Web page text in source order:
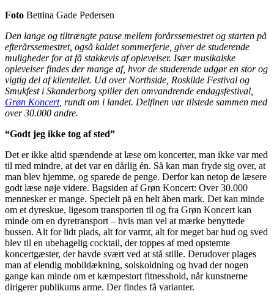
Foto Bettina Gade Pedersen
Den lange og tiltrængte pause mellem forårssemestret og starten på
efterårssemestret, også kaldet sommerferie, giver de studerende
muligheder for at få stakkevis af oplevelser. Især musikalske
oplevelser findes der mange af, hvor de studerende udgør en stor og
vigtig del af klientellet. Ud over Northside, Roskilde Festival og
Smukfest i Skanderborg spiller den omvandrende endagsfestival,
Grøn Koncert, rundt om i landet. Delfinen var tilstede sammen med
over 30.000 andre.
“Godt jeg ikke tog af sted”
Det er ikke altid spændende at læse om koncerter, man ikke var med
til med mindre, at det var en dårlig én. Så kan man fryde sig over, at
man blev hjemme, og sparede de penge. Derfor kan netop de læsere
godt læse nøje videre. Bagsiden af Grøn Koncert: Over 30.000
mennesker er mange. Specielt på en helt åben mark. Det kan minde
om et dyreskue, ligesom transporten til og fra Grøn Koncert kan
minde om en dyretransport – hvis man vel at mærke benyttede
bussen. Alt for lidt plads, alt for varmt, alt for meget bar hud og sved
blev til en ubehagelig cocktail, der toppes af med opstemte
koncertgæster, der havde svært ved at stå stille. Derudover plages
man af elendig mobildækning, solskoldning og hvad der nogen
gange kan minde om et kæmpestort fitnesshold, når kunstnerne
dirigerer publikums arme. Der findes få varianter.